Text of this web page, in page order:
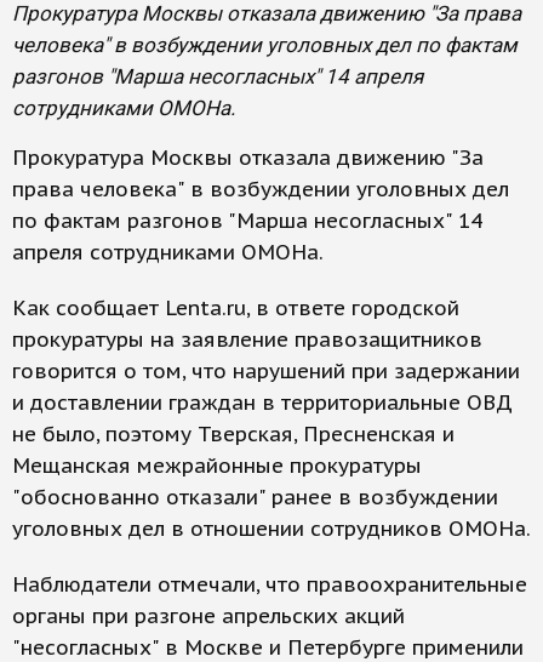
Прокуратура Москвы отказала движению "За права
человека" в возбуждении уголовных дел по фактам
разгонов "Марша несогласных" 14 апреля
сотрудниками ОМОНа.
Прокуратура Москвы отказала движению "За
права человека" в возбуждении уголовных дел
по фактам разгонов "Марша несогласных" 14
апреля сотрудниками ОМОНа.
Как сообщает Lenta.ru, в ответе городской
прокуратуры на заявление правозащитников
говорится о том, что нарушений при задержании
и доставлении граждан в территориальные ОВД
не было, поэтому Тверская, Пресненская и
Мещанская межрайонные прокуратуры
"обоснованно отказали" ранее в возбуждении
уголовных дел в отношении сотрудников ОМОНа.
Наблюдатели отмечали, что правоохранительные
органы при разгоне апрельских акций
"несогласных" в Москве и Петербурге применили